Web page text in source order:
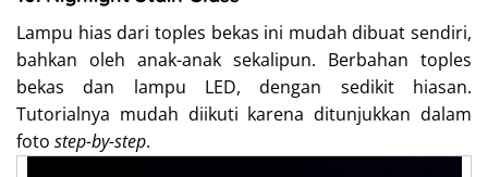
Lampu hias dari toples bekas ini mudah dibuat sendiri,
bahkan oleh anak-anak sekalipun. Berbahan toples
bekas dan lampu LED, dengan sedikit hiasan.
Tutorialnya mudah diikuti karena ditunjukkan dalam
foto step-by-step.